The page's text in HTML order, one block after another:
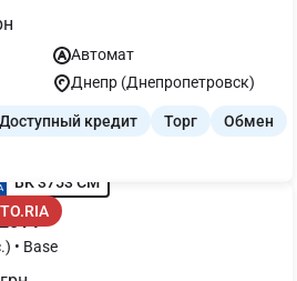
Автомат
Днепр (Днепропетровск)
Доступный кредит Торг
Обмен
BK 3753 CM
W639 • 2.2 CDI AT (150 к.с.) • Base